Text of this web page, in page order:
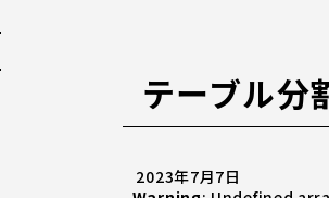
テーブル分
2023年7月7日